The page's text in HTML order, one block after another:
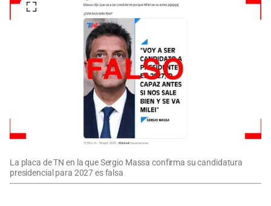
La placa de TN en la que Sergio Massa confirma su candidatura
presidencial para 2027 es falsa